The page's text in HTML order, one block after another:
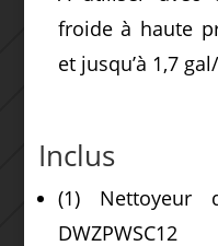
froide à haute
et jusqu’à 1,7
Inclus
(1)
DWZPWSC12